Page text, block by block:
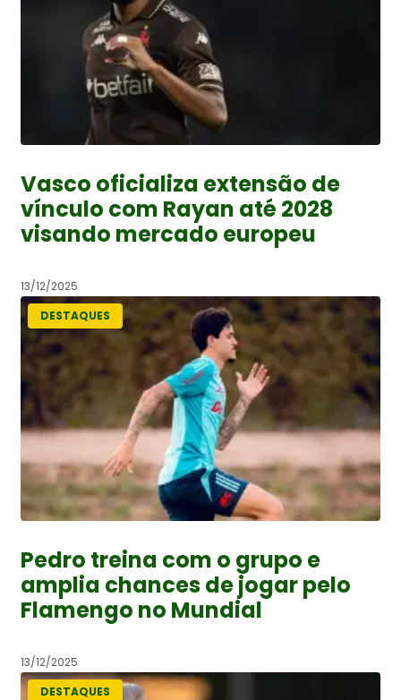
Vasco oficializa extensão de
vínculo com Rayan até 2028
visando mercado europeu
13/12/2025
DESTAQUES
Pedro treina com o grupo e
amplia chances de jogar pelo
Flamengo no Mundial
13/12/2025
DESTAQUES